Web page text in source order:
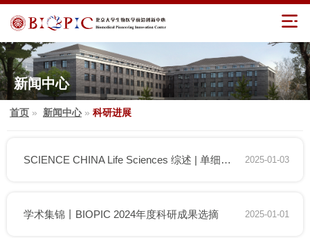
新闻中心
首页 » 新闻中心 » 科研进展
2025-01-03
SCIENCE CHINA Life Sciences 综述 | 单细胞及空间组学
2025-01-01
学术集锦丨BIOPIC 2024年度科研成果选摘